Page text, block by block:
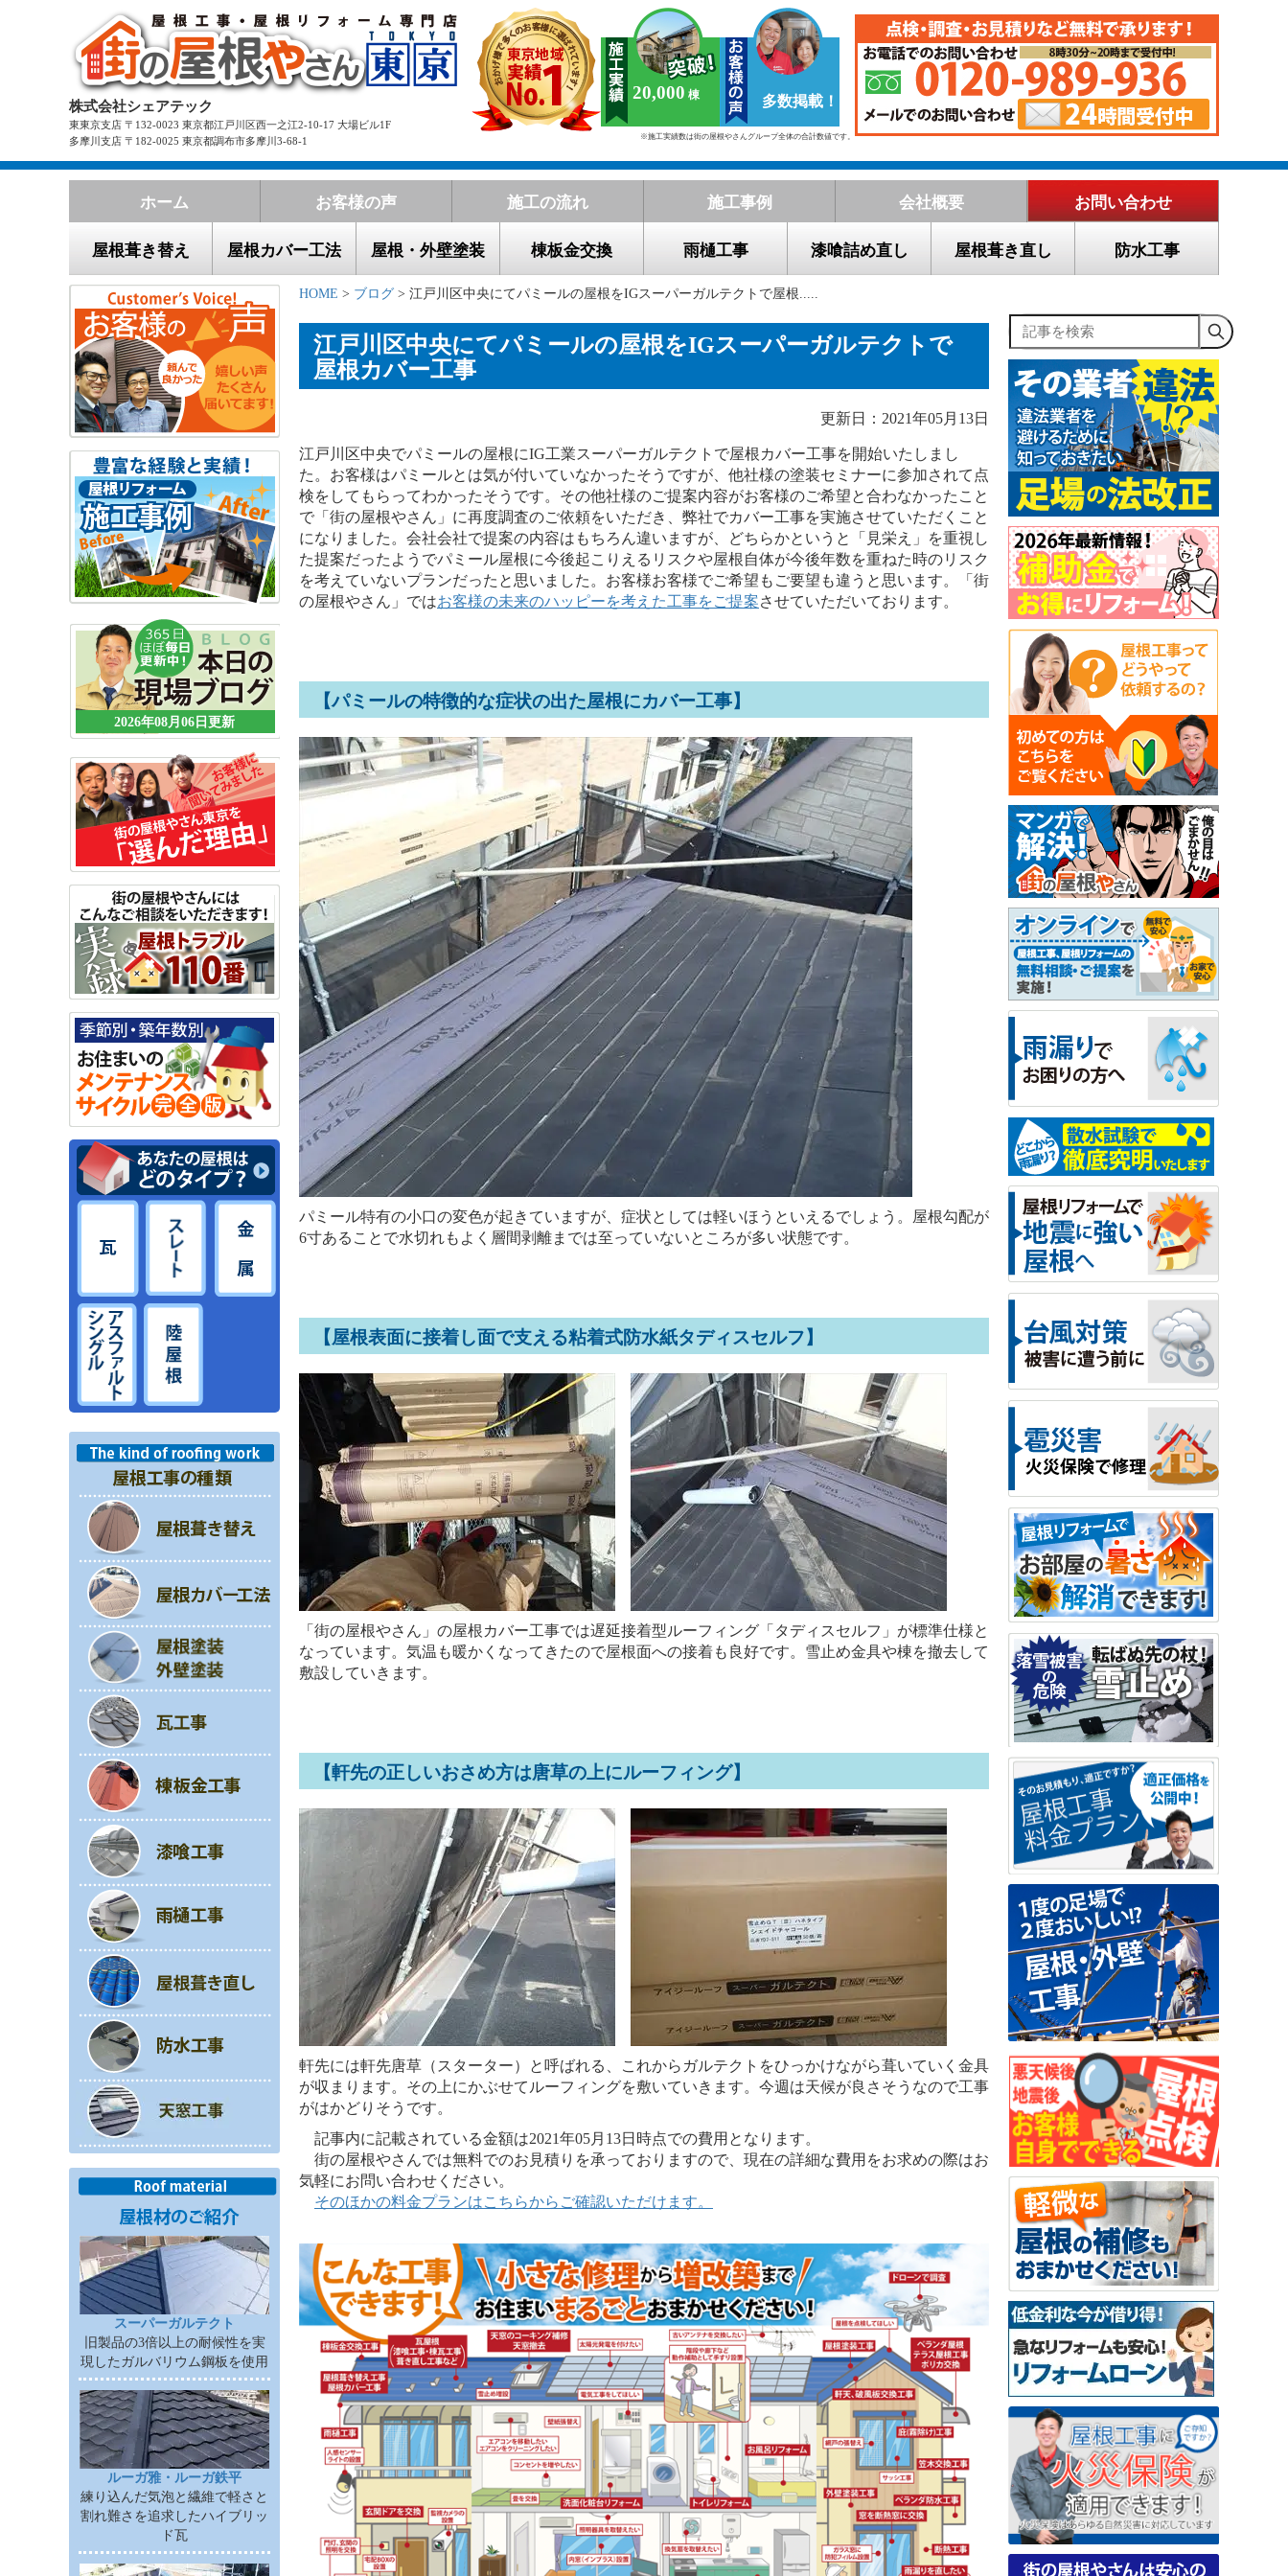
株式会社シェアテック
東東京支店 〒132-0023 東京都江戸川区西一之江2-10-17 大場ビル1F
多摩川支店 〒182-0025 東京都調布市多摩川3-68-1
20,000 多数掲載！
※施工実績数は街の屋根やさんグループ全体の合計数値です。
ホーム お客様の声 施工の流れ 施工事例 会社概要 お問い合わせ
屋根葺き替え 屋根カバー工法 屋根・外壁塗装 棟板金交換 雨樋工事 漆喰詰め直し 屋根葺き直し 防水工事
2026年08月06日更新
スーパーガルテクト
旧製品の3倍以上の耐候性を実
現したガルバリウム鋼板を使用
ルーガ雅・ルーガ鉄平
練り込んだ気泡と繊維で軽さと
割れ難さを追求したハイブリッ
ド瓦
HOME > ブログ > 江戸川区中央にてパミールの屋根をIGスーパーガルテクトで屋根.....
江戸川区中央にてパミールの屋根をIGスーパーガルテクトで
屋根カバー工事
更新日：2021年05月13日
江戸川区中央でパミールの屋根にIG工業スーパーガルテクトで屋根カバー工事を開始いたしまし
た。お客様はパミールとは気が付いていなかったそうですが、他社様の塗装セミナーに参加されて点
検をしてもらってわかったそうです。その他社様のご提案内容がお客様のご希望と合わなかったこと
で「街の屋根やさん」に再度調査のご依頼をいただき、弊社でカバー工事を実施させていただくこと
になりました。会社会社で提案の内容はもちろん違いますが、どちらかというと「見栄え」を重視し
た提案だったようでパミール屋根に今後起こりえるリスクや屋根自体が今後年数を重ねた時のリスク
を考えていないプランだったと思いました。お客様お客様でご希望もご要望も違うと思います。「街
の屋根やさん」ではお客様の未来のハッピーを考えた工事をご提案させていただいております。
【パミールの特徴的な症状の出た屋根にカバー工事】
パミール特有の小口の変色が起きていますが、症状としては軽いほうといえるでしょう。屋根勾配が
6寸あることで水切れもよく層間剥離までは至っていないところが多い状態です。
【屋根表面に接着し面で支える粘着式防水紙タディスセルフ】
「街の屋根やさん」の屋根カバー工事では遅延接着型ルーフィング「タディスセルフ」が標準仕様と
なっています。気温も暖かくなってきたので屋根面への接着も良好です。雪止め金具や棟を撤去して
敷設していきます。
【軒先の正しいおさめ方は唐草の上にルーフィング】
軒先には軒先唐草（スターター）と呼ばれる、これからガルテクトをひっかけながら葺いていく金具
が収まります。その上にかぶせてルーフィングを敷いていきます。今週は天候が良さそうなので工事
がはかどりそうです。
記事内に記載されている金額は2021年05月13日時点での費用となります。
街の屋根やさんでは無料でのお見積りを承っておりますので、現在の詳細な費用をお求めの際はお
気軽にお問い合わせください。
そのほかの料金プランはこちらからご確認いただけます。
記事を検索